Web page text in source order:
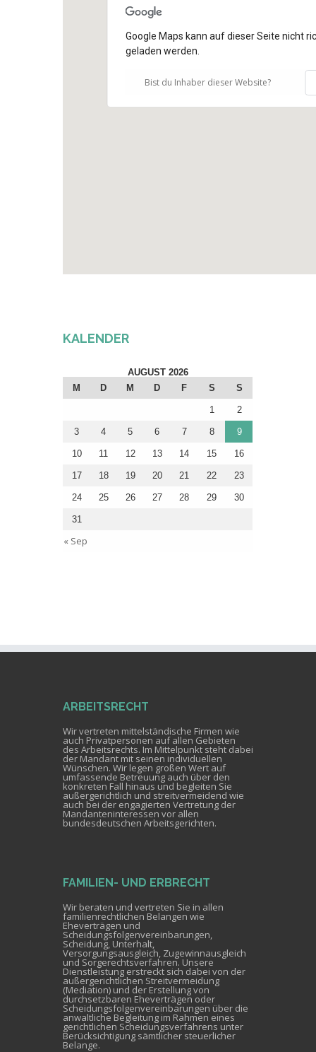
Google Maps kann auf dieser Seite nicht
geladen werden.
Bist du Inhaber dieser Website?
KALENDER
AUGUST 2026
M
D M D F S S
« Sep
1 2
3 4 5 6 7 8 9
10 11 12 13 14 15 16
17 18 19 20 21 22 23
24 25 26 27 28 29 30
31
ARBEITSRECHT
Wir vertreten mittelständische Firmen wie
auch Privatpersonen auf allen Gebieten
des Arbeitsrechts. Im Mittelpunkt steht dabei
der Mandant mit seinen individuellen
Wünschen. Wir legen großen Wert auf
umfassende Betreuung auch über den
konkreten Fall hinaus und begleiten Sie
außergerichtlich und streitvermeidend wie
auch bei der engagierten Vertretung der
Mandanteninteressen vor allen
bundesdeutschen Arbeitsgerichten.
FAMILIEN- UND ERBRECHT
Wir beraten und vertreten Sie in allen
familienrechtlichen Belangen wie
Eheverträgen und
Scheidungsfolgenvereinbarungen,
Scheidung, Unterhalt,
Versorgungsausgleich, Zugewinnausgleich
und Sorgerechtsverfahren. Unsere
Dienstleistung erstreckt sich dabei von der
außergerichtlichen Streitvermeidung
(Mediation) und der Erstellung von
durchsetzbaren Eheverträgen oder
Scheidungsfolgenvereinbarungen über die
anwaltliche Begleitung im Rahmen eines
gerichtlichen Scheidungsverfahrens unter
Berücksichtigung sämtlicher steuerlicher
Belange.